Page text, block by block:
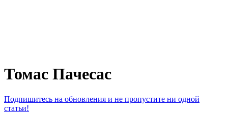
Томас Пачесас
Подпишитесь на обновления и не пропустите ни одной
статьи!